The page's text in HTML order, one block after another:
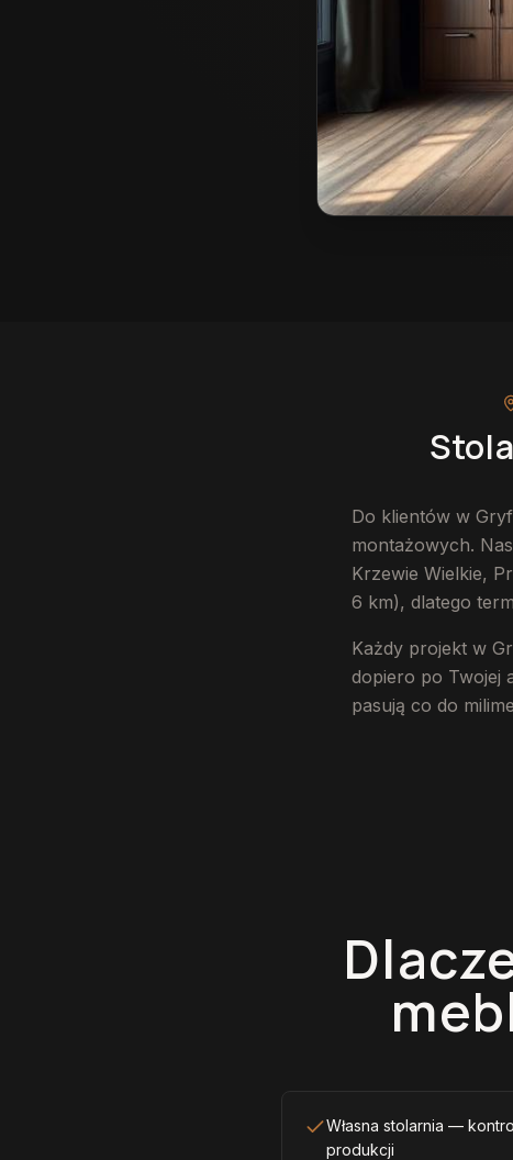
Do klientów w
montażowych.
Krzewie Wielkie,
6 km), dlatego
Każdy projekt w
dopiero po Twojej
pasują co do
Własna stolarnia —
produkcji